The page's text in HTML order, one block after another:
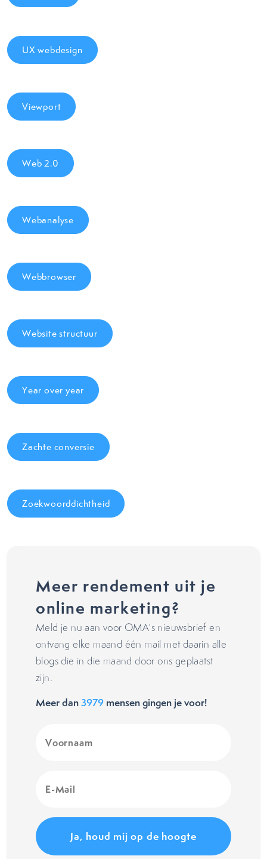
UX webdesign
Viewport
Web 2.0
Webanalyse
Webbrowser
Website structuur
Year over year
Zachte conversie
Zoekwoorddichtheid
Meer rendement uit je
online marketing?
Meld je nu aan voor OMA's nieuwsbrief en
ontvang elke maand één mail met daarin alle
blogs die in die maand door ons geplaatst
zijn.
Meer dan3979 mensen gingen je voor!
(Vereist)
Mail